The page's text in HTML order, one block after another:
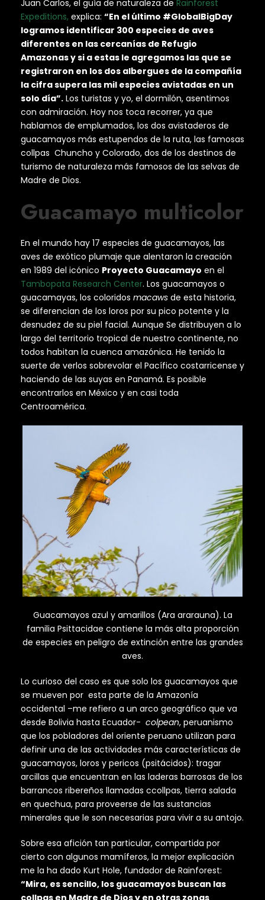
Juan Carlos, el guía de naturaleza de Rainforest
Expeditions, explica: “En el último #GlobalBigDay
logramos identificar 300 especies de aves
diferentes en las cercanías de Refugio
Amazonas y si a estas le agregamos las que se
registraron en los dos albergues de la compañía
la cifra supera las mil especies avistadas en un
solo día”. Los turistas y yo, el dormilón, asentimos
con admiración. Hoy nos toca recorrer, ya que
hablamos de emplumados, los dos avistaderos de
guacamayos más estupendos de la ruta, las famosas
collpas Chuncho y Colorado, dos de los destinos de
turismo de naturaleza más famosos de las selvas de
Madre de Dios.
Guacamayo multicolor
En el mundo hay 17 especies de guacamayos, las
aves de exótico plumaje que alentaron la creación
en 1989 del icónico Proyecto Guacamayo en el
Tambopata Research Center. Los guacamayos o
guacamayas, los coloridos macaws de esta historia,
se diferencian de los loros por su pico potente y la
desnudez de su piel facial. Aunque Se distribuyen a lo
largo del territorio tropical de nuestro continente, no
todos habitan la cuenca amazónica. He tenido la
suerte de verlos sobrevolar el Pacífico costarricense y
haciendo de las suyas en Panamá. Es posible
encontrarlos en México y en casi toda
Centroamérica.
Guacamayos azul y amarillos (Ara ararauna). La
familia Psittacidae contiene la más alta proporción
de especies en peligro de extinción entre las grandes
aves.
Lo curioso del caso es que solo los guacamayos que
se mueven por esta parte de la Amazonía
occidental –me refiero a un arco geográfico que va
desde Bolivia hasta Ecuador- colpean, peruanismo
que los pobladores del oriente peruano utilizan para
definir una de las actividades más características de
guacamayos, loros y pericos (psitácidos): tragar
arcillas que encuentran en las laderas barrosas de los
barrancos ribereños llamadas ccollpas, tierra salada
en quechua, para proveerse de las sustancias
minerales que le son necesarias para vivir a su antojo.
Sobre esa afición tan particular, compartida por
cierto con algunos mamíferos, la mejor explicación
me la ha dado Kurt Hole, fundador de Rainforest:
“Mira, es sencillo, los guacamayos buscan las